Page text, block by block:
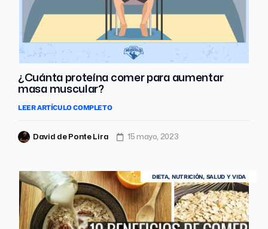
¿Cuánta proteína comer para aumentar
masa muscular?
LEER ARTÍCULO COMPLETO
David de Ponte Lira 15 mayo, 2023
DIETA, NUTRICIÓN, SALUD Y VIDA